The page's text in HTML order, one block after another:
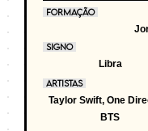
FORMAÇÃO
SIGNO
Libra
ARTISTAS
Taylor Swift, One
BTS